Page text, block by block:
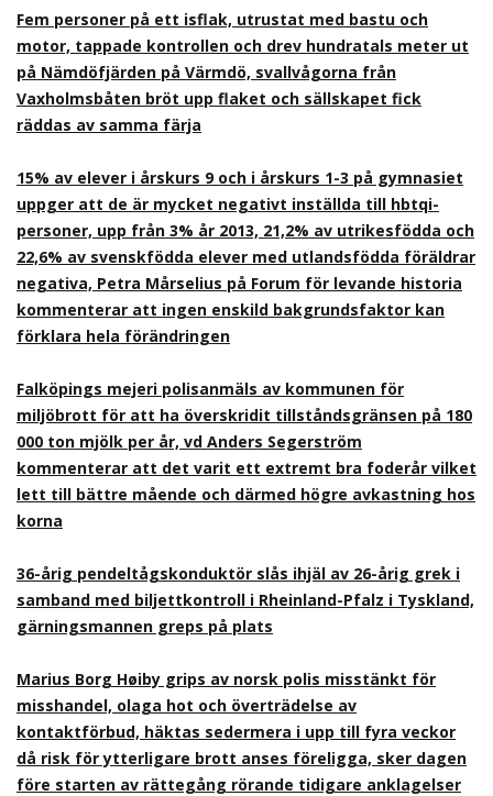
Fem personer på ett isflak, utrustat med bastu och
motor, tappade kontrollen och drev hundratals meter ut
på Nämdöfjärden på Värmdö, svallvågorna från
Vaxholmsbåten bröt upp flaket och sällskapet fick
räddas av samma färja
15% av elever i årskurs 9 och i årskurs 1-3 på gymnasiet
uppger att de är mycket negativt inställda till hbtqi-
personer, upp från 3% år 2013, 21,2% av utrikesfödda och
22,6% av svenskfödda elever med utlandsfödda föräldrar
negativa, Petra Mårselius på Forum för levande historia
kommenterar att ingen enskild bakgrundsfaktor kan
förklara hela förändringen
Falköpings mejeri polisanmäls av kommunen för
miljöbrott för att ha överskridit tillståndsgränsen på 180
000 ton mjölk per år, vd Anders Segerström
kommenterar att det varit ett extremt bra foderår vilket
lett till bättre mående och därmed högre avkastning hos
korna
36-årig pendeltågskonduktör slås ihjäl av 26-årig grek i
samband med biljettkontroll i Rheinland-Pfalz i Tyskland,
gärningsmannen greps på plats
Marius Borg Høiby grips av norsk polis misstänkt för
misshandel, olaga hot och överträdelse av
kontaktförbud, häktas sedermera i upp till fyra veckor
då risk för ytterligare brott anses föreligga, sker dagen
före starten av rättegång rörande tidigare anklagelser